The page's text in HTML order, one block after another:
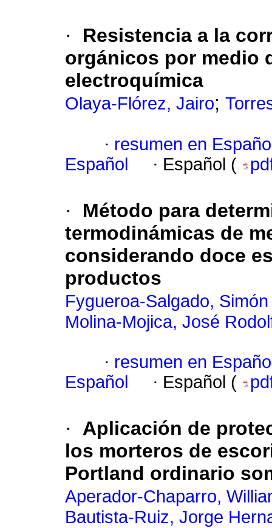
·
Resistencia a la
orgánicos por medio
electroquímica
Olaya-Flórez, Jairo;
· resumen en
Español
· Español (
·
Método para
termodinámicas de
considerando doce
productos
Fygueroa-Salgado,
Molina-Mojica, José
· resumen en
Español
· Español (
·
Aplicación de
los morteros de
Portland ordinario
Aperador-Chaparro,
Bautista-Ruiz, Jorge